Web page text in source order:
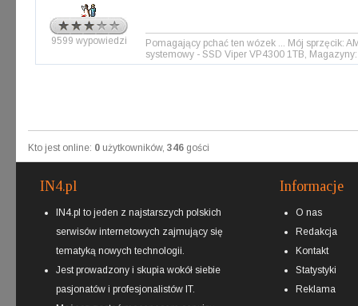
9599 wypowiedzi
Pomagający pchać ten wózek ... Mój sprzęcik:
systemowy - SSD Viper VP4300 1TB,
Kto jest online: 0 użytkowników, 346 gości
IN4.pl
IN4.pl to jeden z najstarszych polskich
serwisów internetowych zajmujący się
tematyką nowych technologii.
Jest prowadzony i skupia wokół siebie
pasjonatów i profesjonalistów IT.
Informacje
O nas
Redakcja
Kontakt
Statystyki
Reklama